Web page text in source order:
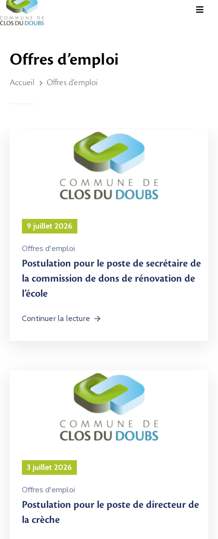
Administration
Guichet
Offres d’emploi
Accueil Offres d’emploi
9 juillet 2026
Offres d'emploi
Postulation pour le poste de secrétaire de
la commission de dons de rénovation de
l’école
Continuer la lecture
3 juillet 2026
Offres d'emploi
Postulation pour le poste de directeur de
la crèche